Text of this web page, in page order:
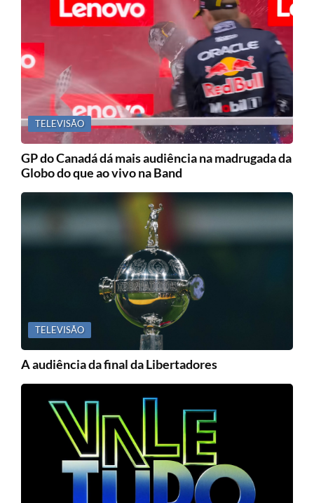
TELEVISÃO
GP do Canadá dá mais audiência na madrugada da
Globo do que ao vivo na Band
TELEVISÃO
A audiência da final da Libertadores